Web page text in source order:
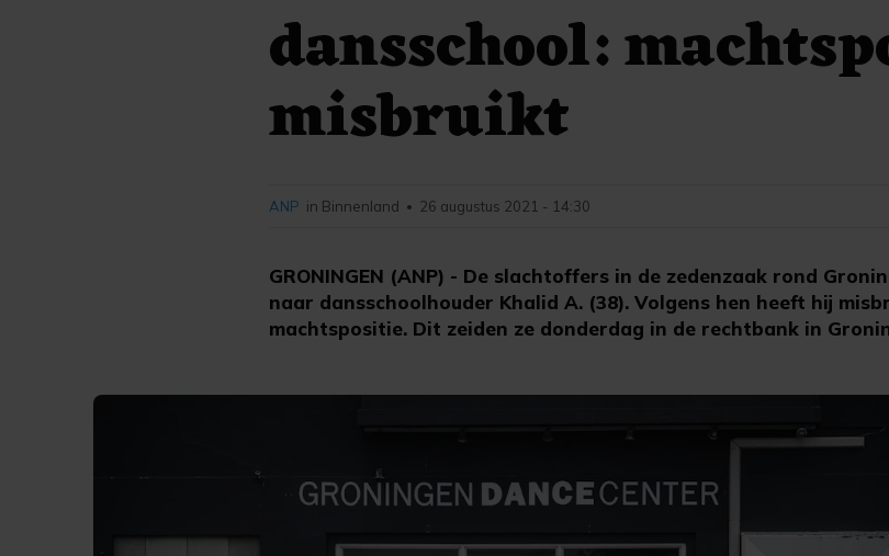
dansschool:
misbruikt
GRONINGEN (ANP) - De slachtoffers in de zedenzaak rond
naar dansschoolhouder Khalid A. (38). Volgens hen heeft hij
machtspositie. Dit zeiden ze donderdag in de rechtbank in
ANP in Binnenland • 26 augustus 2021 - 14:30